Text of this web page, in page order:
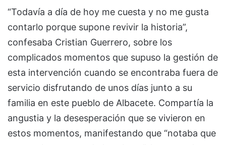
“Todavía a día de hoy me cuesta y no me gusta
contarlo porque supone revivir la historia”,
confesaba Cristian Guerrero, sobre los
complicados momentos que supuso la gestión de
esta intervención cuando se encontraba fuera de
servicio disfrutando de unos días junto a su
familia en este pueblo de Albacete. Compartía la
angustia y la desesperación que se vivieron en
estos momentos, manifestando que “notaba que